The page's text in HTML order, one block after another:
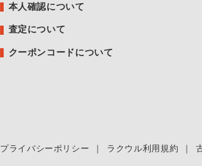
本人確認について
査定について
クーポンコードについて
プライバシーポリシー ｜ ラクウル利用規約 ｜